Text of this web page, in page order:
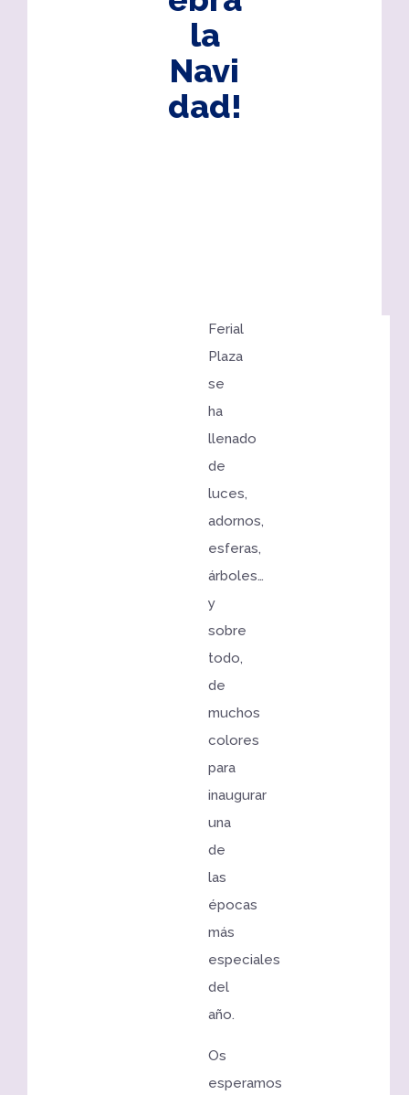
la
Navi
dad!
Ferial
Plaza
se
ha
llenado
de
luces,
adornos,
esferas,
árboles…
y
sobre
todo,
de
muchos
colores
para
inaugurar
una
de
las
épocas
más
especiales
del
año.
Os
esperamos